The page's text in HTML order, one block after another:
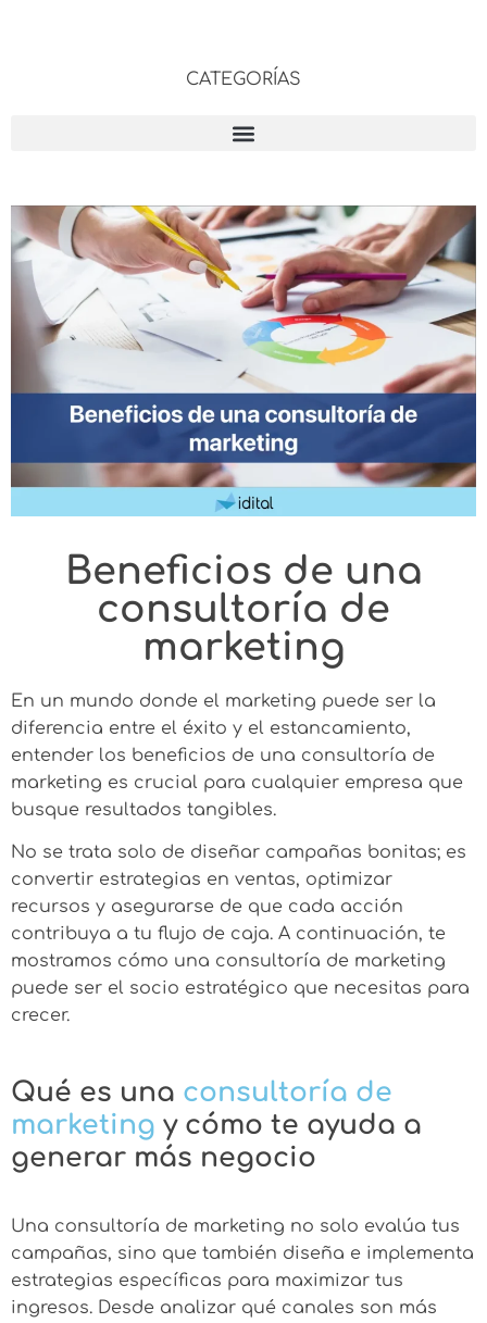
Beneficios de una
consultoría de
marketing
En un mundo donde el marketing puede ser la
diferencia entre el éxito y el estancamiento,
entender los beneficios de una consultoría de
marketing es crucial para cualquier empresa que
busque resultados tangibles.
No se trata solo de diseñar campañas bonitas; es
convertir estrategias en ventas, optimizar
recursos y asegurarse de que cada acción
contribuya a tu flujo de caja. A continuación, te
mostramos cómo una consultoría de marketing
puede ser el socio estratégico que necesitas para
crecer.
Qué es una consultoría de
marketing y cómo te ayuda a
generar más negocio
Una consultoría de marketing no solo evalúa tus
campañas, sino que también diseña e implementa
estrategias específicas para maximizar tus
ingresos. Desde analizar qué canales son más
CATEGORÍAS